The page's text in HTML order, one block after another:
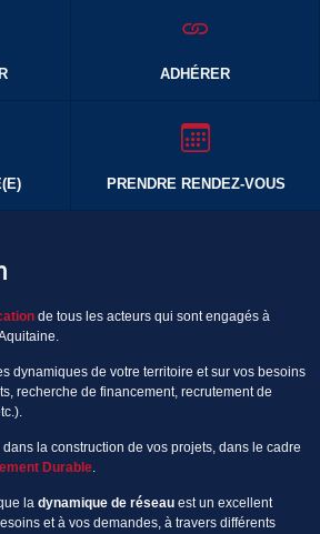
ADHÉRER
PRENDRE RENDEZ-VOUS
de tous les acteurs qui sont engagés à
dynamiques de votre territoire et sur vos besoins
recherche de financement, recrutement de
dans la construction de vos projets, dans le cadre
Durable.
la dynamique de réseauest un excellent
et à vos demandes, à travers différents